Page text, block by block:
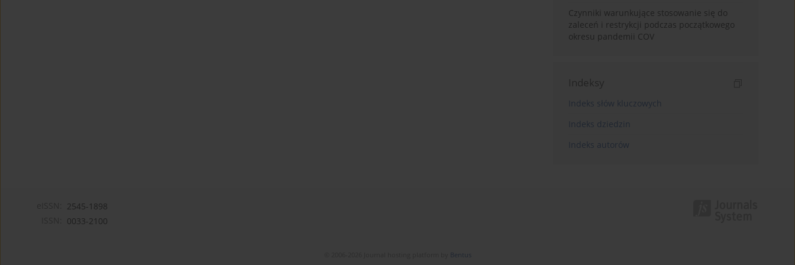
Czynniki warunkujące stosowanie się do
zaleceń i restrykcji podczas początkowego
okresu pandemii COV
Indeksy
Indeks słów kluczowych
Indeks dziedzin
Indeks autorów
2545-1898
0033-2100
Bentus